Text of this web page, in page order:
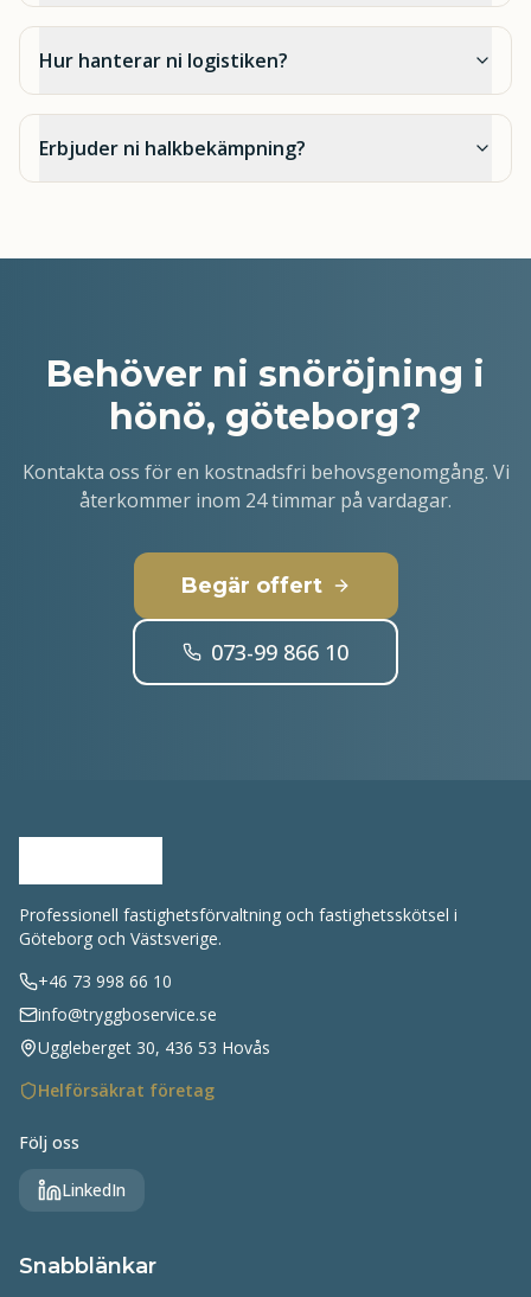
Hur hanterar ni logistiken?
Erbjuder ni halkbekämpning?
Behöver ni snöröjning i
hönö, göteborg?
Kontakta oss för en kostnadsfri behovsgenomgång. Vi
återkommer inom 24 timmar på vardagar.
Begär offert
073-99 866 10
Professionell fastighetsförvaltning och fastighetsskötsel i
Göteborg och Västsverige.
+46 73 998 66 10
info@tryggboservice.se
Uggleberget 30, 436 53 Hovås
Helförsäkrat företag
Följ oss
LinkedIn
Snabblänkar